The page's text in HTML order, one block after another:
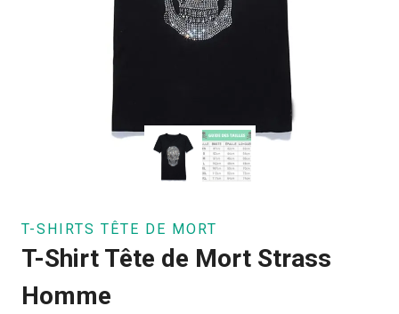
T-SHIRTS TÊTE DE MORT
T-Shirt Tête de Mort Strass
Homme